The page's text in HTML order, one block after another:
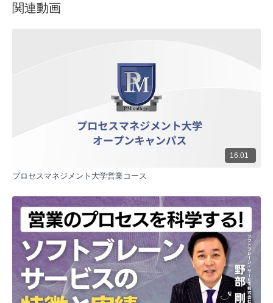
すねきちんと皆さんの中で用意してほしいなと思うんです
この動画は、プロセスマネジメント大学オープンキャンパス
の一環として、営業における「事前準備」の重要性を解説し
ています。事前準備が営業の成功を大きく左右するというテ
ーマのもと、具体的な準備方法やポイントについて詳細に説
明しています。特に、商談のゴール設定や面談の複数のゴー
ル準備など、実践的なアドバイスを含んでいます。
5つの主要なポイント:
営業の成功の8割から9割は事前準備で決まる。事前準
備には、お客様のニーズや困りごとの想定、公開情報
の確認が含まれる。
商談と面談のゴール設定
商談のゴールと面談のゴールを明確に設定することが
重要。遠い先のゴール（商談のゴール）と次回のゴー
ル（面談のゴール）を分けて考える。
複数の面談ゴールの準備
一つの面談に対して複数のゴールを設定し、リカバリ
関連動画
16:01
プロセスマネジメント大学営業コース